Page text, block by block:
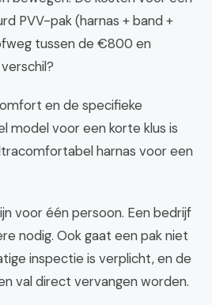
PVV-pak (harnas + band +
tussen de €800 en
en de specifieke
model voor een korte klus is
harnas voor een
voor één persoon. Een bedrijf
nodig. Ook gaat een pak niet
inspectie is verplicht, en de
val direct vervangen worden.